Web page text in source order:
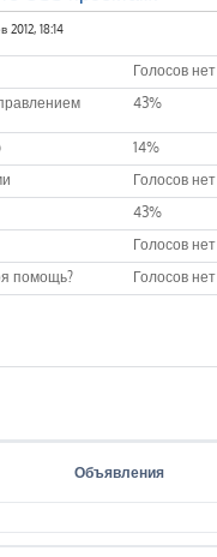
18:14
Голосов нет
43%
14%
Голосов нет
43%
Голосов нет
помощь?
Голосов нет
Объявления